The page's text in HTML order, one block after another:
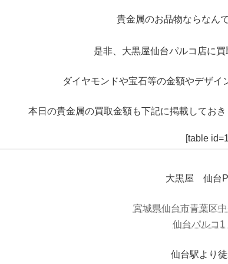
貴金属のお品物ならなん
是非、大黒屋仙台パルコ店に
ダイヤモンドや宝石等の金額やデザイ
本日の貴金属の買取金額も下記に掲載してお
[table
大黒屋 仙台
宮城県仙台市青葉区
仙台パルコ
仙台駅より